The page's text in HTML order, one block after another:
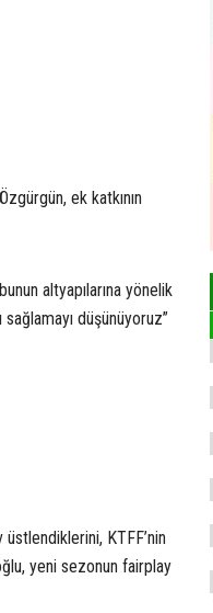
ek katkının
altyapılarına yönelik
düşünüyoruz”
KTFF’nin
yeni sezonun fairplay